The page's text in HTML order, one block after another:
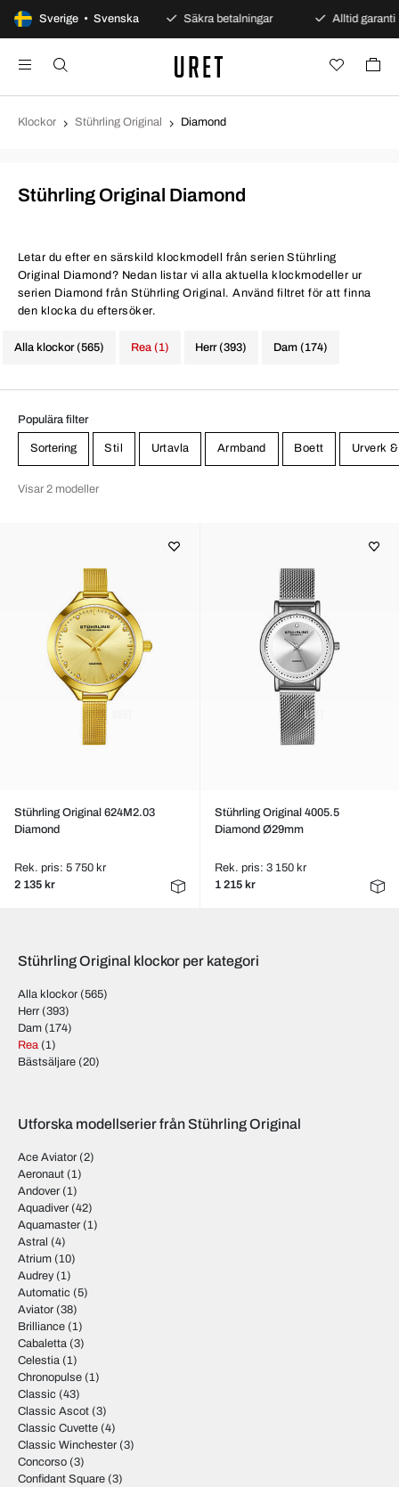
Sverige • Svenska
dagars öppet köp Säkra betalningar Alltid garanti
Klockor Stührling Original Diamond
Stührling Original Diamond
Letar du efter en särskild klockmodell från serien Stührling
Original Diamond? Nedan listar vi alla aktuella klockmodeller ur
serien Diamond från Stührling Original. Använd filtret för att finna
den klocka du eftersöker.
Alla klockor (565) Herr (393) Dam (174)
Rea (1)
Populära filter
Sortering Stil Urtavla Armband Boett Urverk
Visar 2 modeller
Stührling Original 624M2.03
Diamond
Rek. pris: 5 750 kr
2 135 kr
Stührling Original 4005.5
Diamond Ø29mm
Rek. pris: 3 150 kr
1 215 kr
Stührling Original klockor per kategori
Alla klockor (565)
Herr (393)
Dam (174)
Rea (1)
Bästsäljare (20)
Utforska modellserier från Stührling Original
Ace Aviator (2)
Aeronaut (1)
Andover (1)
Aquadiver (42)
Aquamaster (1)
Astral (4)
Atrium (10)
Audrey(1)
Automatic (5)
Aviator (38)
Brilliance (1)
Cabaletta (3)
Celestia (1)
Chronopulse (1)
Classic (43)
Classic Ascot (3)
Classic Cuvette (4)
Classic Winchester (3)
Concorso (3)
Confidant Square (3)